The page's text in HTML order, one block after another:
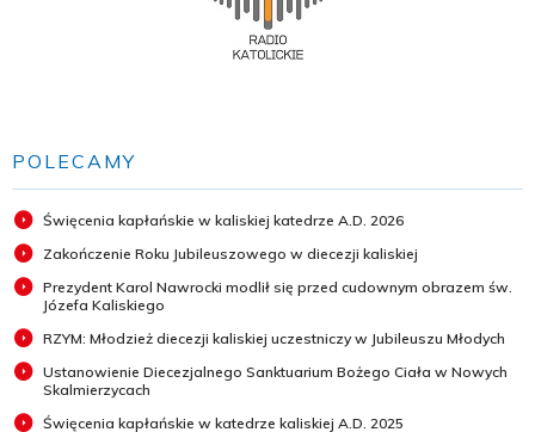
POLECAMY
Święcenia kapłańskie w kaliskiej katedrze A.D. 2026
Zakończenie Roku Jubileuszowego w diecezji kaliskiej
Prezydent Karol Nawrocki modlił się przed cudownym obrazem św.
Józefa Kaliskiego
RZYM: Młodzież diecezji kaliskiej uczestniczy w Jubileuszu Młodych
Ustanowienie Diecezjalnego Sanktuarium Bożego Ciała w Nowych
Skalmierzycach
Święcenia kapłańskie w katedrze kaliskiej A.D. 2025